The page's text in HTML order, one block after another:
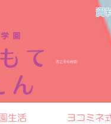
資
​西之表幼稚園
園生活 ヨコミネ